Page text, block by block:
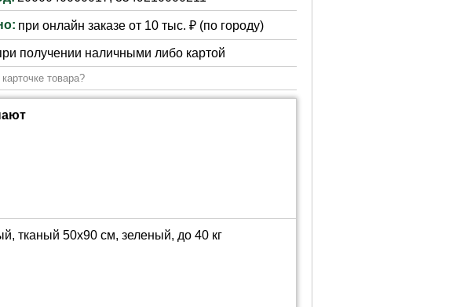
при онлайн заказе от 10 тыс. ₽ (по городу)
получении наличными либо картой
товара?
тканый 50х90 см, зеленый, до 40 кг